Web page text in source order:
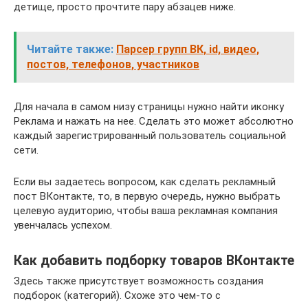
детище, просто прочтите пару абзацев ниже.
Читайте также: Парсер групп ВК, id, видео,
постов, телефонов, участников
Для начала в самом низу страницы нужно найти иконку
Реклама и нажать на нее. Сделать это может абсолютно
каждый зарегистрированный пользователь социальной
сети.
Если вы задаетесь вопросом, как сделать рекламный
пост ВКонтакте, то, в первую очередь, нужно выбрать
целевую аудиторию, чтобы ваша рекламная компания
увенчалась успехом.
Как добавить подборку товаров ВКонтакте
Здесь также присутствует возможность создания
подборок (категорий). Схоже это чем-то с